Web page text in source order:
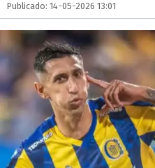
Publicado: 14-05-2026 13:01